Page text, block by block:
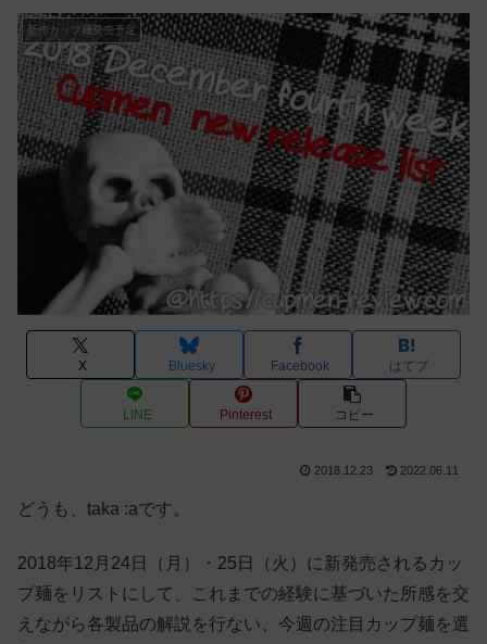
新作カップ麺発売予定
X Bluesky Facebook はてブ
LINE Pinterest コピー
2018.12.23 2022.06.11
どうも、taka :aです。
2018年12月24日（月）・25日（火）に新発売されるカッ
プ麺をリストにして、これまでの経験に基づいた所感を交
えながら各製品の解説を行ない、今週の注目カップ麺を選